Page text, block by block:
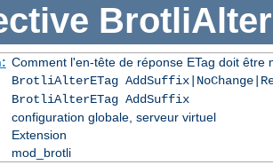
Comment l'en-tête de réponse ETag doit être
BrotliAlterETag
BrotliAlterETag AddSuffix
configuration globale, serveur virtuel
Extension
mod_brotli